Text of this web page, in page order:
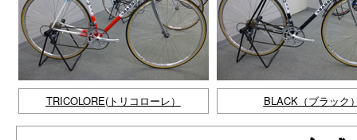
TRICOLORE(トリコローレ） BLACK（ブラック